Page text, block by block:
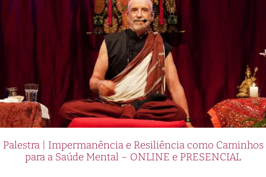
Palestra | Impermanência e Resiliência como Caminhos
para a Saúde Mental – ONLINE e PRESENCIAL